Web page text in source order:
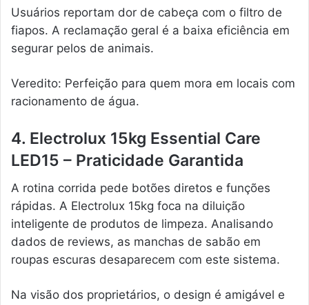
Usuários reportam dor de cabeça com o filtro de
fiapos. A reclamação geral é a baixa eficiência em
segurar pelos de animais.
Veredito: Perfeição para quem mora em locais com
racionamento de água.
4. Electrolux 15kg Essential Care
LED15 – Praticidade Garantida
A rotina corrida pede botões diretos e funções
rápidas. A Electrolux 15kg foca na diluição
inteligente de produtos de limpeza. Analisando
dados de reviews, as manchas de sabão em
roupas escuras desaparecem com este sistema.
Na visão dos proprietários, o design é amigável e